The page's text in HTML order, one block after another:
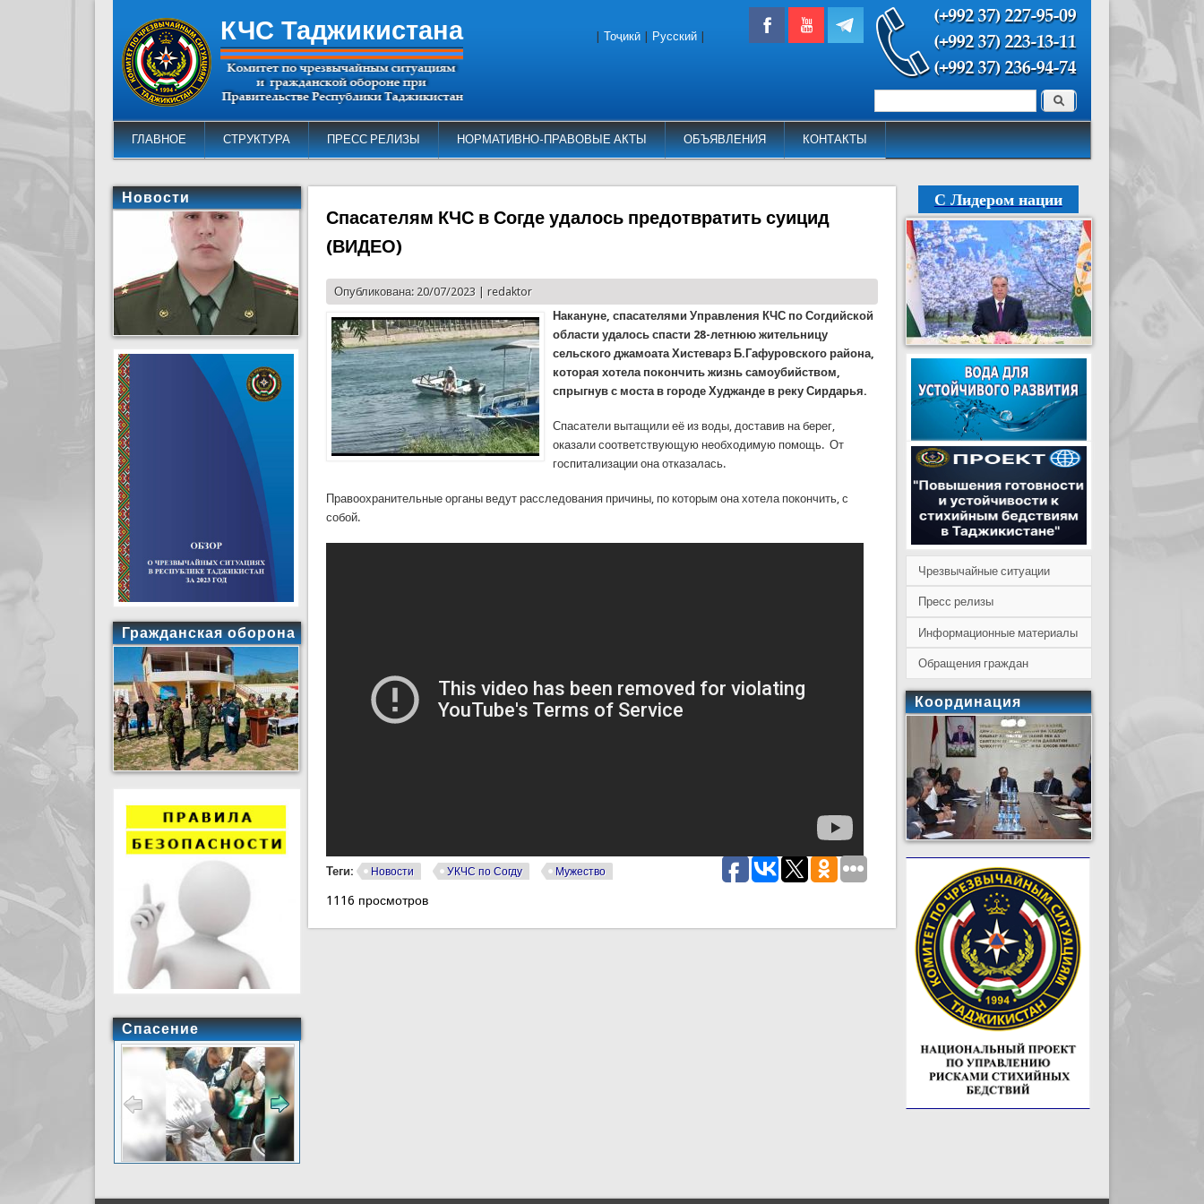
КЧС Таджикистана
ГЛАВНОЕ СТРУКТУРА ПРЕСС РЕЛИЗЫ НОРМАТИВНО-ПРАВОВЫЕ АКТЫ ОБЪЯВЛЕНИЯ КОНТАКТЫ
Форма поиска Поиск
Тоҷикӣ Русский
Спасателям КЧС в Согде удалось предотвратить суицид
(ВИДЕО)
Опубликована: 20/07/2023 |redaktor
Накануне, спасателями Управления КЧС по Согдийской
области удалось спасти 28-летнюю жительницу
сельского джамоата Хистеварз Б.Гафуровского района,
которая хотела покончить жизнь самоубийством,
спрыгнув с моста в городе Худжанде в реку Сирдарья.
Спасатели вытащили её из воды, доставив на берег,
оказали соответствующую необходимую помощь. От
госпитализации она отказалась.
Правоохранительные органы ведут расследования причины, по которым она хотела покончить, с
собой.
Теги: Новости УКЧС по Согду Мужество
1116 просмотров
Новости
Гражданская оборона
Спасение
С Лидером нации
Чрезвычайные ситуации
Пресс релизы
Информационные материалы
Обращения граждан
Координация